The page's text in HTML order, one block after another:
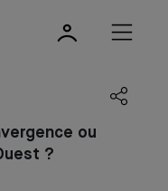
ou
?